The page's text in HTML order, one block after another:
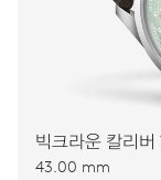
빅크라운 칼리버
43.00 mm